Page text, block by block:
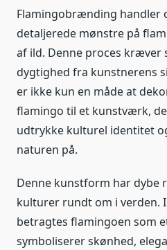
Flamingobrænding handler
detaljerede mønstre på
af ild. Denne proces
dygtighed fra kunstnerens
er ikke kun en måde at
flamingo til et kunstværk,
udtrykke kulturel identitet
naturen på.
Denne kunstform har dybe
kulturer rundt om i verden.
betragtes flamingoen som
symboliserer skønhed,